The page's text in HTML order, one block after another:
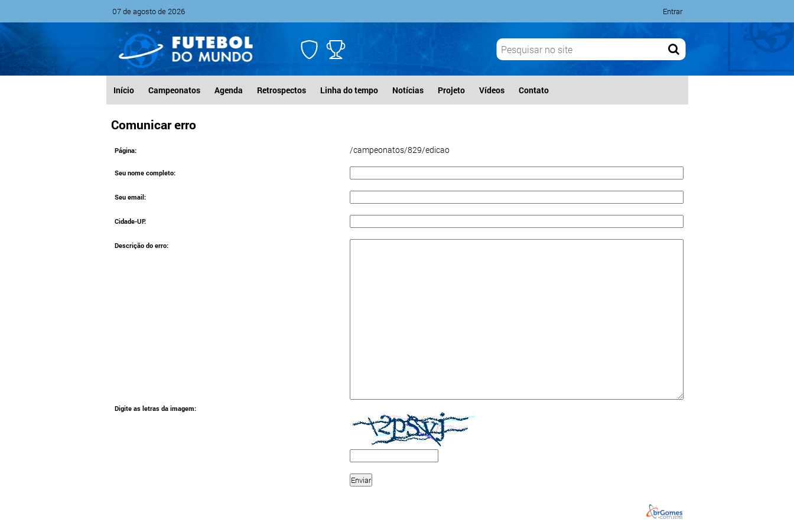
07 de agosto de 2026 Entrar
Início Campeonatos Agenda Retrospectos Linha do tempo Notícias Projeto Vídeos Contato
Comunicar erro
Página: /campeonatos/829/edicao
Seu nome completo:
Seu email:
Cidade-UF:
Descrição do erro:
Digite as letras da imagem: